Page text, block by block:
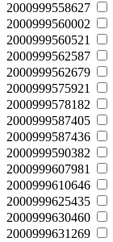
2000999558627
2000999560002
2000999560521
2000999562587
2000999562679
2000999575921
2000999578182
2000999587405
2000999587436
2000999590382
2000999607981
2000999610646
2000999625435
2000999630460
2000999631269